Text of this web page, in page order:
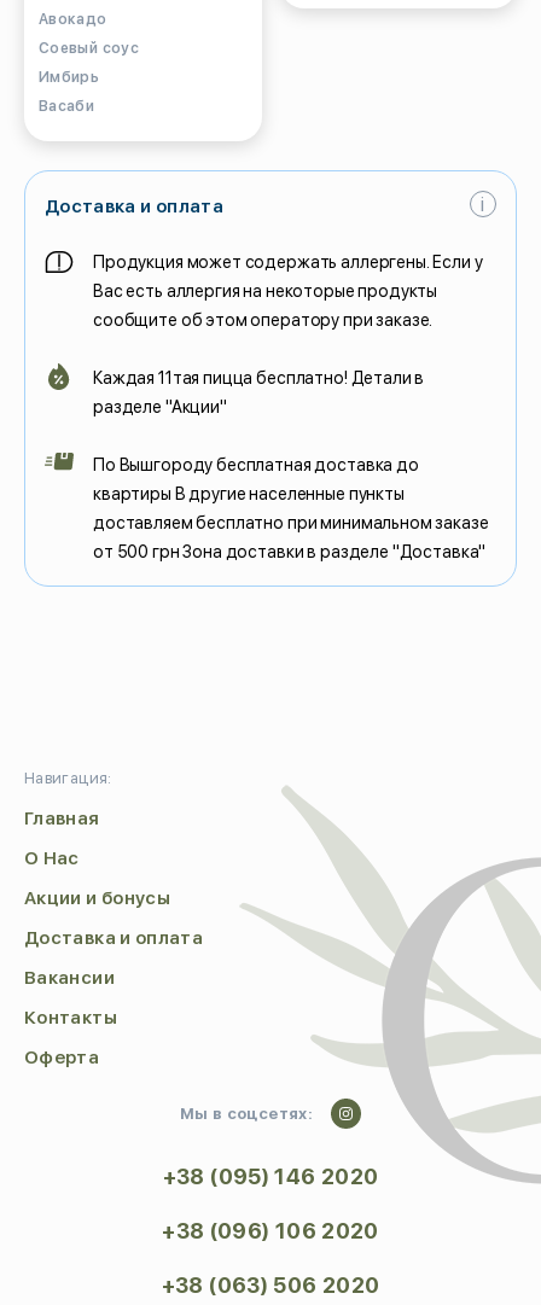
Авокадо
Соевый соус
Имбирь
Васаби
i
Доставка и оплата
Продукция может содержать аллергены. Если у
Вас есть аллергия на некоторые продукты
сообщите об этом оператору при заказе.
Каждая 11тая пицца бесплатно! Детали в
разделе "Акции"
По Вышгороду бесплатная доставка до
квартиры В другие населенные пункты
доставляем бесплатно при минимальном заказе
от 500 грн Зона доставки в разделе "Доставка"
Навигация:
Главная
О Нас
Акции и бонусы
Доставка и оплата
Вакансии
Контакты
Оферта
Мы в соцсетях:
+38 (095) 146 2020
+38 (096) 106 2020
+38 (063) 506 2020